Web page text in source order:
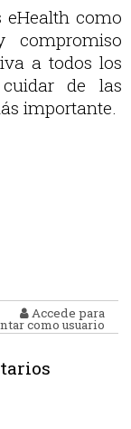
eHealth como
compromiso
a todos los
de las
importante.
Accede para
como usuario